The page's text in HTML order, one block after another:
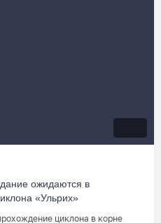
ожидаются в
«Ульрих»
циклона в корне